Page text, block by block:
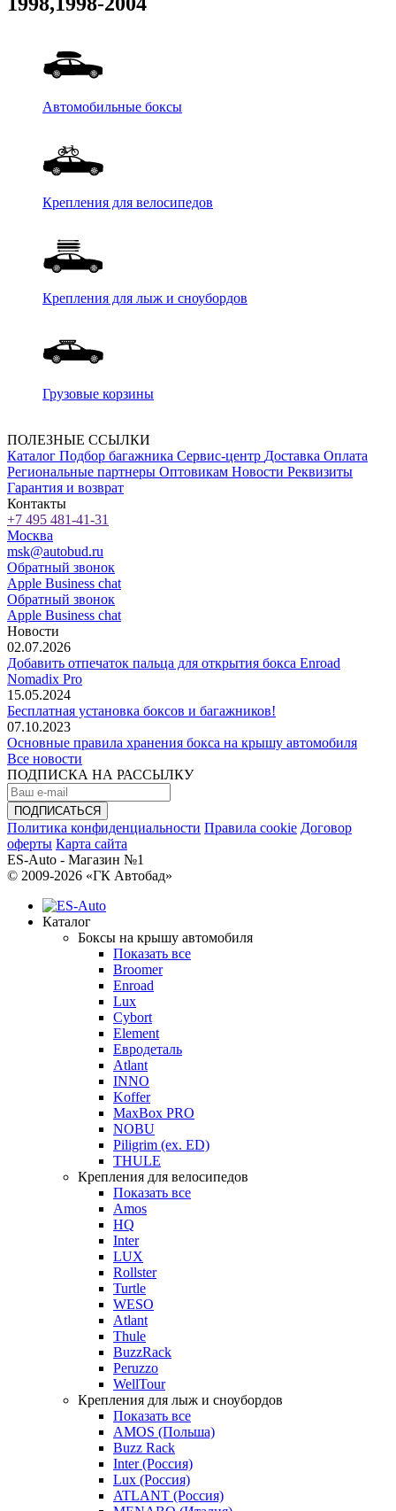
Автомобильные боксы
Крепления для велосипедов
Крепления для лыж и сноубордов
Грузовые корзины
ПОЛЕЗНЫЕ ССЫЛКИ
Каталог Подбор багажника Сервис-центр Доставка Оплата
Региональные партнеры Оптовикам Новости Реквизиты
Гарантия и возврат
Контакты
+7 495 481-41-31
Москва
msk@autobud.ru
Обратный звонок
Apple Business chat
Обратный звонок
Apple Business chat
Новости
02.07.2026
Добавить отпечаток пальца для открытия бокса Enroad
Nomadix Pro
15.05.2024
Бесплатная установка боксов и багажников!
07.10.2023
Основные правила хранения бокса на крышу автомобиля
Все новости
ПОДПИСКА НА РАССЫЛКУ
Политика конфиденциальности Правила cookie Договор
оферты Карта сайта
ES-Auto - Магазин №1
© 2009-2026 «ГК Автобад»
Каталог
Боксы на крышу автомобиля
Показать все
Broomer
Enroad
Lux
Cybort
Element
Евродеталь
Atlant
INNO
Koffer
MaxBox PRO
NOBU
Piligrim (ex. ED)
THULE
Крепления для велосипедов
Показать все
Amos
HQ
Inter
LUX
Rollster
Turtle
WESO
Atlant
Thule
BuzzRack
Peruzzo
WellTour
Крепления для лыж и сноубордов
Показать все
AMOS (Польша)
Buzz Rack
Inter (Россия)
Lux (Россия)
ATLANT (Россия)